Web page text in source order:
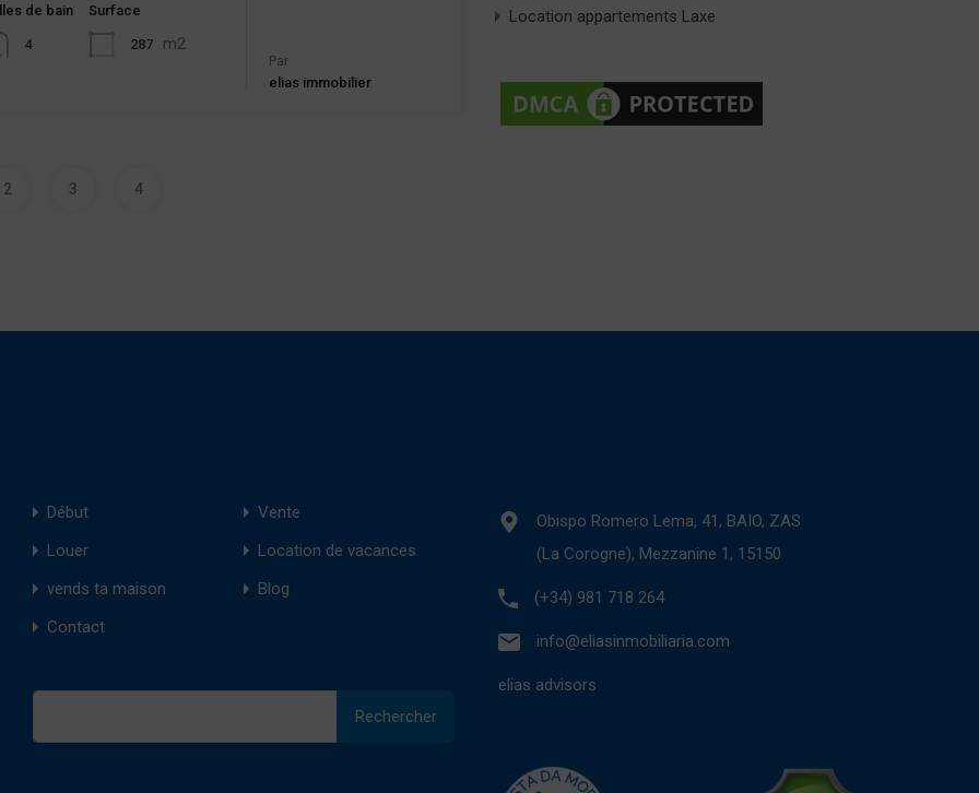
de bain
4
Surface
287 m2
Par
elias immobilier
2 3 4
Location appartements Laxe
Début
Vente
Louer
Location de vacances
vends ta maison
Blog
Contact
Obispo Romero Lema, 41, BAIO, ZAS
(La Corogne), Mezzanine 1, 15150
(+34) 981 718 264
info@eliasinmobiliaria.com
elias advisors